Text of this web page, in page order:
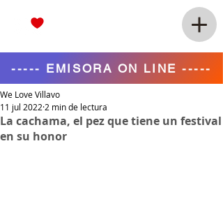
----- EMISORA ON LINE -----
La cachama, el pez que tiene un festival
en su honor
We Love Villavo
11 jul 2022 2 min de lectura